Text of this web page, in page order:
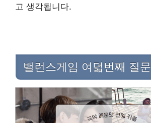
고 생각됩니다.
밸런스게임 여덟번째 질문